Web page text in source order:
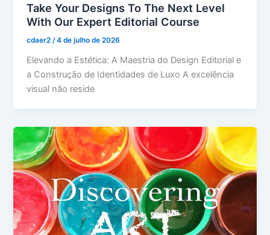
Take Your Designs To The Next Level
With Our Expert Editorial Course
cdaer2 /4 de julho de 2026
Elevando a Estética: A Maestria do Design Editorial e
a Construção de Identidades de Luxo A excelência
visual não reside